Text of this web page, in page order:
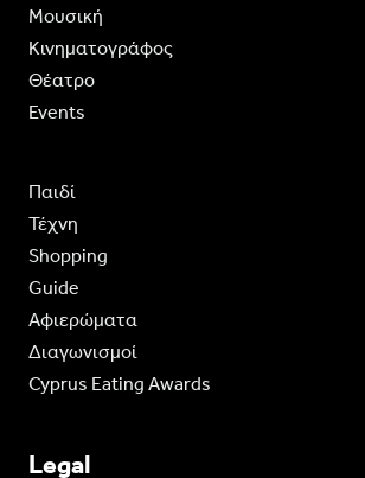
Moυσική
Κινηματογράφος
Θέατρο
Events
Παιδί
Τέχνη
Shopping
Guide
Aφιερώματα
Διαγωνισμοί
Cyprus Eating Awards
Legal